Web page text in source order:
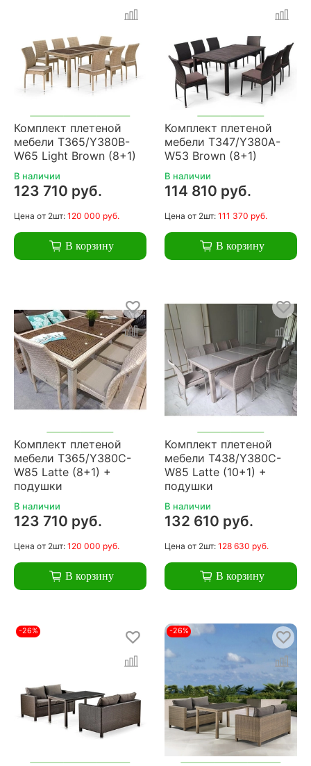
Комплект плетеной
мебели T365/Y380B-
W65 Light Brown (8+1)
В наличии
123 710 руб.
Цена от 2шт: 120 000 руб.
В корзину
Комплект плетеной
мебели T347/Y380A-
W53 Brown (8+1)
В наличии
114 810 руб.
Цена от 2шт: 111 370 руб.
В корзину
Комплект плетеной
мебели T365/Y380C-
W85 Latte (8+1) +
подушки
В наличии
123 710 руб.
Цена от 2шт: 120 000 руб.
В корзину
Комплект плетеной
мебели T438/Y380C-
W85 Latte (10+1) +
подушки
В наличии
132 610 руб.
Цена от 2шт: 128 630 руб.
В корзину
-26% -26%